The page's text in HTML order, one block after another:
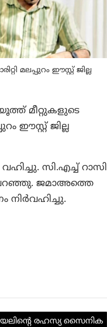
മലപ്പുറം ഈസ്റ്റ് ജില്ല
യൂത്ത് മീറ്റുകളുടെ
ഈസ്റ്റ് ജില്ല
സി.എച്ച് റാസി
പറഞ്ഞു. ജമാഅത്തെ
നിർവഹിച്ചു.
രഹസ്യ സൈനിക